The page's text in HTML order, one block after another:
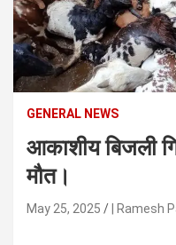
GENERAL NEWS
आकाशीय बिजली
मौत।
May 25, 2025 | Ramesh